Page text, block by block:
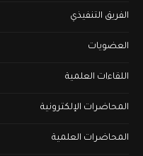
الفريق التنفيذي
العضويات
اللقاءات العلمية
المحاضرات الإلكترونية
المحاضرات العلمية